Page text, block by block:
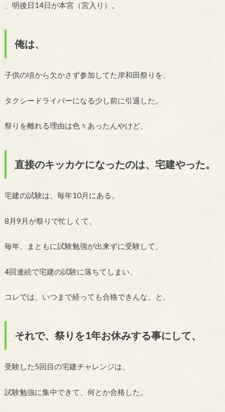
、明後日14日が本宮（宮入り）。
俺は、
子供の頃から欠かさず参加してた岸和田祭りを、
タクシードライバーになる少し前に引退した。
祭りを離れる理由は色々あったんやけど、
直接のキッカケになったのは、宅建やった。
宅建の試験は、毎年10月にある。
8月9月が祭りで忙しくて、
毎年、まともに試験勉強が出来ずに受験して、
4回連続で宅建の試験に落ちてしまい、
コレでは、いつまで経っても合格できんな、と、
それで、祭りを1年お休みする事にして、
受験した5回目の宅建チャレンジは、
試験勉強に集中できて、何とか合格した。